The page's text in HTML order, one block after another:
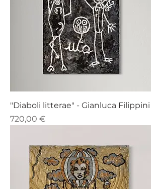
"Diaboli litterae" - Gianluca Filippini
Prezzo
720,00 €